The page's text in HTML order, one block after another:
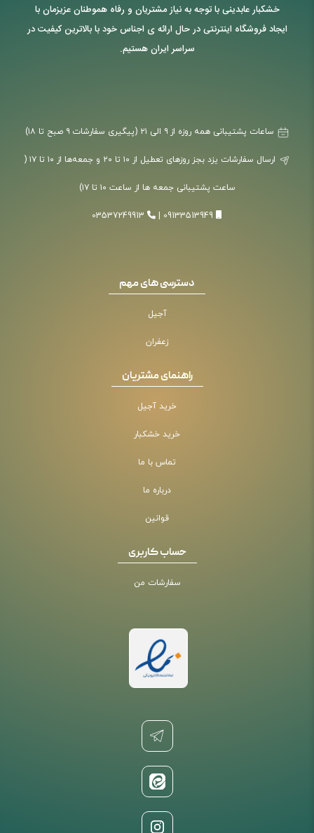
خشکبار عابدینی با توجه به نیاز مشتریان و رفاه هموطنان عزیزمان با
ایجاد فروشگاه اینترنتی در حال ارائه ی اجناس خود با بالاترین کیفیت در
سراسر ایران هستیم.
ارسال سفارشات یزد بجز روزهای تعطیل از ۱۰ تا ۲۰ و جمعه‌ها از ۱۰ تا ۱۷ (
ساعت پشتیبانی جمعه ها از ساعت ۱۰ تا ۱۷)
09133513949
03537249913
دسترسی های مهم
آجیل
زعفران
راهنمای مشتریان
خرید آجیل
خرید خشکبار
تماس با ما
درباره ما
قوانین
حساب کاربری
سفارشات من